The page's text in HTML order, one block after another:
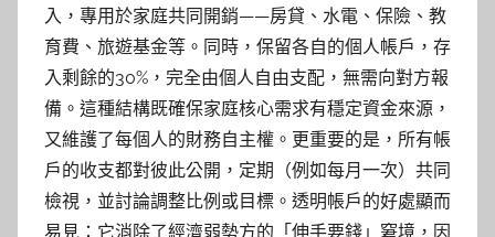
入，專用於家庭共同開銷——房貸、水電、保險、教
育費、旅遊基金等。同時，保留各自的個人帳戶，存
入剩餘的30%，完全由個人自由支配，無需向對方報
備。這種結構既確保家庭核心需求有穩定資金來源，
又維護了每個人的財務自主權。更重要的是，所有帳
戶的收支都對彼此公開，定期（例如每月一次）共同
檢視，並討論調整比例或目標。透明帳戶的好處顯而
易見：它消除了經濟弱勢方的「伸手要錢」窘境，因